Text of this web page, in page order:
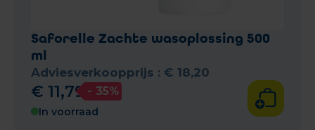
Saforelle Zachte wasoplossing 500
ml
Adviesverkoopprijs : € 18,20
€ 11,79 - 35%
In voorraad